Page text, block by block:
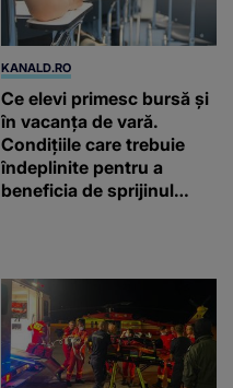
KANALD.RO
Ce elevi primesc bursă și
în vacanța de vară.
Condițiile care trebuie
îndeplinite pentru a
beneficia de sprijinul